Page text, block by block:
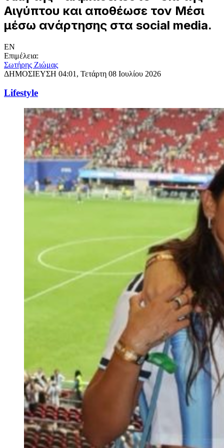
Αιγύπτου και αποθέωσε τον Μέσι
μέσω ανάρτησης στα social media.
EN
Επιμέλεια:
Σωτήρης Ζιώμας
ΔΗΜΟΣΙΕΥΣΗ 04:01, Τετάρτη 08 Ιουλίου 2026
Lifestyle